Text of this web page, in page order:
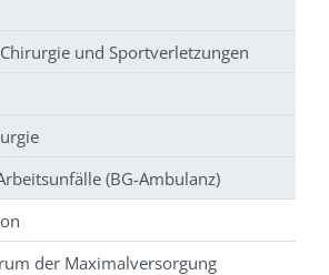
und Sportverletzungen
(BG-Ambulanz)
der Maximalversorgung